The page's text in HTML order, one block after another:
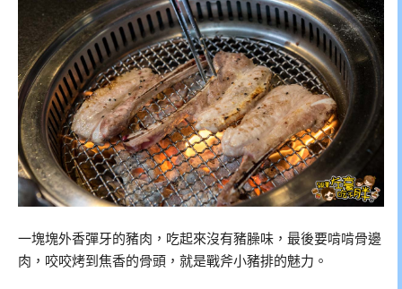
一塊塊外香彈牙的豬肉，吃起來沒有豬臊味，最後要啃啃骨邊
肉，咬咬烤到焦香的骨頭，就是戰斧小豬排的魅力。